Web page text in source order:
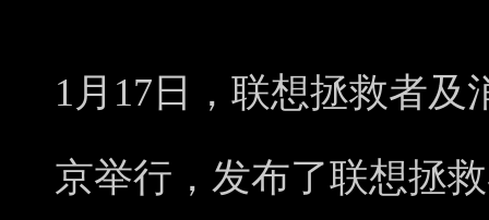
1月17日，联想拯救者
京举行，发布了联想拯